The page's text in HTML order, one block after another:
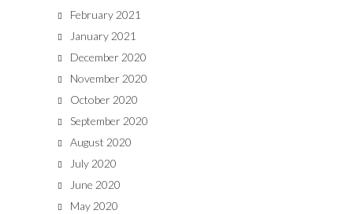
February 2021
January 2021
December 2020
November 2020
October 2020
September 2020
August 2020
July 2020
June 2020
May 2020